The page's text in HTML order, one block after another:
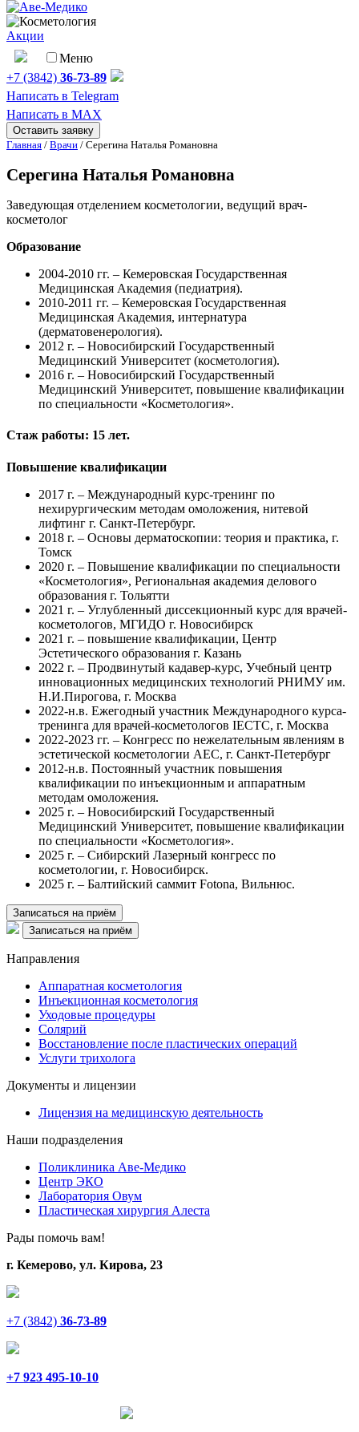
Акции
Меню
+7 (3842) 36-73-89
Написать в Telegram
Написать в MAX
Оставить заявку
Главная / Врачи / Серегина Наталья Романовна
Серегина Наталья Романовна
Заведующая отделением косметологии, ведущий врач-
косметолог
Образование
2004-2010 гг. – Кемеровская Государственная
Медицинская Академия (педиатрия).
2010-2011 гг. – Кемеровская Государственная
Медицинская Академия, интернатура
(дерматовенерология).
2012 г. – Новосибирский Государственный
Медицинский Университет (косметология).
2016 г. – Новосибирский Государственный
Медицинский Университет, повышение квалификации
по специальности «Косметология».
Стаж работы: 15 лет.
Повышение квалификации
2017 г. – Международный курс-тренинг по
нехирургическим методам омоложения, нитевой
лифтинг г. Санкт-Петербург.
2018 г. – Основы дерматоскопии: теория и практика, г.
Томск
2020 г. – Повышение квалификации по специальности
«Косметология», Региональная академия делового
образования г. Тольятти
2021 г. – Углубленный диссекционный курс для врачей-
косметологов, МГИДО г. Новосибирск
2021 г. – повышение квалификации, Центр
Эстетического образования г. Казань
2022 г. – Продвинутый кадавер-курс, Учебный центр
инновационных медицинских технологий РНИМУ им.
Н.И.Пирогова, г. Москва
2022-н.в. Ежегодный участник Международного курса-
тренинга для врачей-косметологов IECTC, г. Москва
2022-2023 гг. – Конгресс по нежелательным явлениям в
эстетической косметологии AEC, г. Санкт-Петербург
2012-н.в. Постоянный участник повышения
квалификации по инъекционным и аппаратным
методам омоложения.
2025 г. – Новосибирский Государственный
Медицинский Университет, повышение квалификации
по специальности «Косметология».
2025 г. – Сибирский Лазерный конгресс по
косметологии, г. Новосибирск.
2025 г. – Балтийский саммит Fotona, Вильнюс.
Записаться на приём
Записаться на приём
Направления
Аппаратная косметология
Инъекционная косметология
Уходовые процедуры
Солярий
Восстановление после пластических операций
Услуги трихолога
Документы и лицензии
Лицензия на медицинскую деятельность
Наши подразделения
Поликлиника Аве-Медико
Центр ЭКО
Лаборатория Овум
Пластическая хирургия Алеста
Рады помочь вам!
г. Кемерово, ул. Кирова, 23
+7 (3842) 36-73-89
+7 923 495-10-10